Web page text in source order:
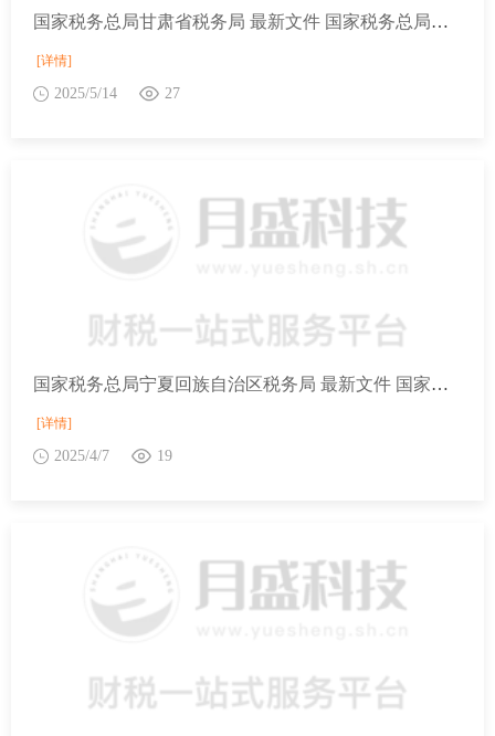
国家税务总局甘肃省税务局 最新文件 国家税务总局甘肃省税务局等10部门关于开展2025年助力小微经营主体发展“春雨润苗”专项行动的通知
[详情]
2025/5/14 27
国家税务总局宁夏回族自治区税务局 最新文件 国家税务总局等7部门办公厅（室）关于开展2025年助力小微经营主体发展“春雨润苗”专项行动的通知
[详情]
2025/4/7 19